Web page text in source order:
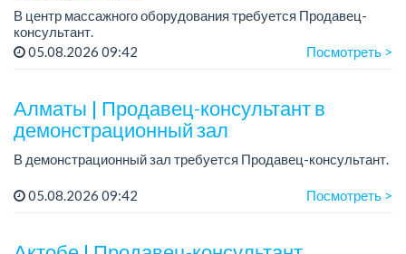
В центр массажного оборудования требуется Продавец-
консультант.
Зарплата: от 180 000 до 300 000 тенге в месяц.
Требования: активность, целеустремленность, позитив,
05.08.2026 09:42 Посмотреть >
Алматы | Продавец-консультант в
демонстрационный зал
В демонстрационный зал требуется Продавец-консультант.
График работы: 5/2, нормированный, с 08.30 до 18.00.
05.08.2026 09:42 Посмотреть >